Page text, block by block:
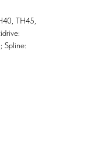
ТH45,
Spline: